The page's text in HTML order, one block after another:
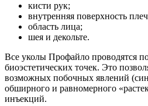
кисти рук;
внутренняя поверхность
область лица;
шея и декольте.
Все уколы Профайло проводятся
биоэстетических точек. Это
возможных побочных явлений
обширного и равномерного
инъекций.